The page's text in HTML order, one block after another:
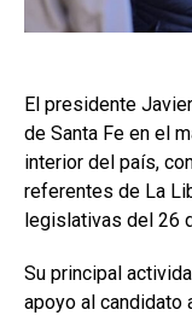
El presidente
de Santa Fe en el
interior del país,
referentes de La
legislativas del 26
Su principal
apoyo al candidato